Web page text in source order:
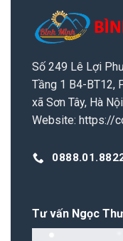
Số 249 Lê Lợi
Tầng 1 B4-BT12,
xã Sơn Tây, Hà
Website: https://
Tư vấn Ngọc Thư